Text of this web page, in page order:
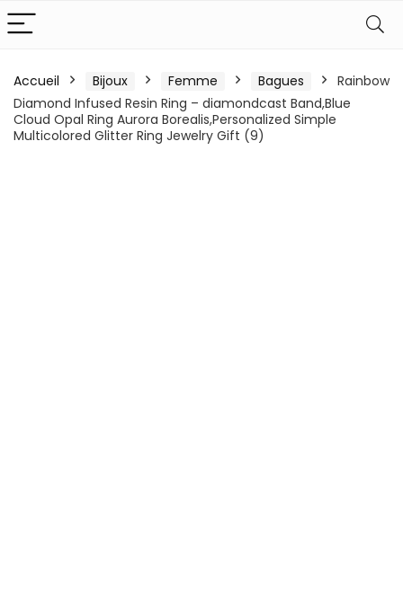
Accueil Bijoux Femme Bagues
Rainbow
Diamond Infused Resin Ring – diamondcast Band,Blue
Cloud Opal Ring Aurora Borealis,Personalized Simple
Multicolored Glitter Ring Jewelry Gift (9)